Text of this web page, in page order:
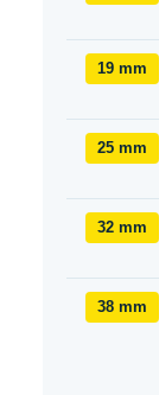
19 mm
25 mm
32 mm
38 mm